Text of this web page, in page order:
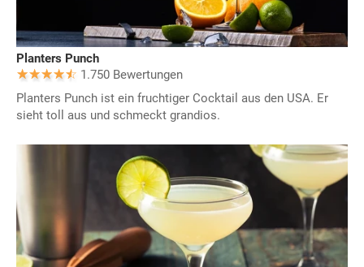
Planters Punch
1.750 Bewertungen
Planters Punch ist ein fruchtiger Cocktail aus den USA. Er
sieht toll aus und schmeckt grandios.